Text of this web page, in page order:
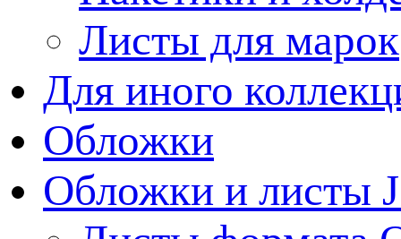
Листы для марок
Для иного
Обложки
Обложки и листы